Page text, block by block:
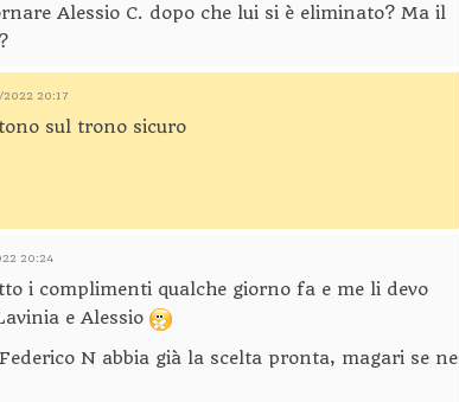
Alessio C. dopo che lui si è eliminato? Ma il
20:17
sul trono sicuro
20:24
i complimenti qualche giorno fa e me li devo
e Alessio
N abbia già la scelta pronta, magari se ne